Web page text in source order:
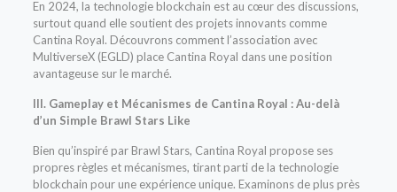
En 2024, la technologie blockchain est au cœur des discussions,
surtout quand elle soutient des projets innovants comme
Cantina Royal. Découvrons comment l’association avec
MultiverseX (EGLD) place Cantina Royal dans une position
avantageuse sur le marché.
III. Gameplay et Mécanismes de Cantina Royal : Au-delà
d’un Simple Brawl Stars Like
Bien qu’inspiré par Brawl Stars, Cantina Royal propose ses
propres règles et mécanismes, tirant parti de la technologie
blockchain pour une expérience unique. Examinons de plus près